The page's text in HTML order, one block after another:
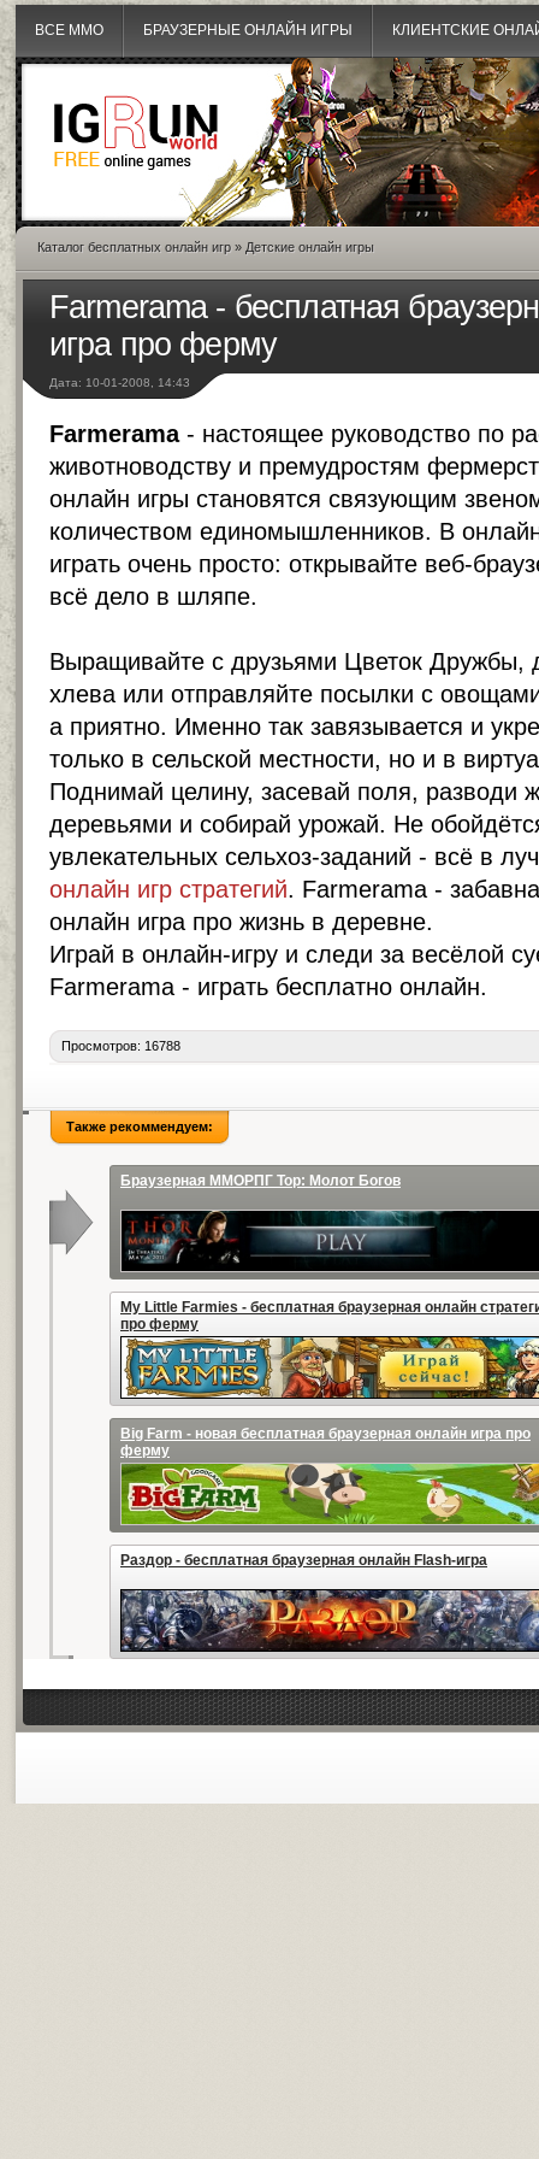
ВСЕ MMO БРАУЗЕРНЫЕ ОНЛАЙН ИГРЫ КЛИЕНТСКИЕ
Каталог бесплатных онлайн игр » Детские онлайн игры
Farmerama - бесплатная
игра про ферму
Дата: 10-01-2008, 14:43
Farmerama- настоящее руководство по
животноводству и премудростям
онлайн игры становятся связующим
количеством единомышленников. В
играть очень просто: открывайте веб-
всё дело в шляпе.
Выращивайте с друзьями Цветок Дружбы,
хлева или отправляйте посылки с
а приятно. Именно так завязывается и
только в сельской местности, но и в
Поднимай целину, засевай поля, разводи
деревьями и собирай урожай. Не
увлекательных сельхоз-заданий - всё в
онлайн игр стратегий. Farmerama -
онлайн игра про жизнь в деревне.
Играй в онлайн-игру и следи за весёлой
Farmerama - играть бесплатно онлайн.
Просмотров: 16788
Также рекоммендуем:
Браузерная ММОРПГ Тор: Молот Богов
My Little Farmies - бесплатная браузерная онлайн
про ферму
Big Farm - новая бесплатная браузерная онлайн игра про
ферму
Раздор - бесплатная браузерная онлайн Flash-игра